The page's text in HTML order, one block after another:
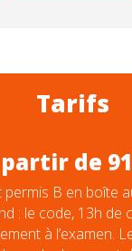
Tarifs
de
permis B en boîte
: le code, 13h de
à l’examen.